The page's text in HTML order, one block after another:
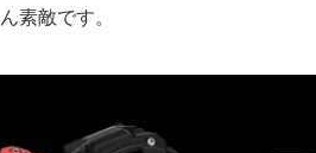
素敵です。